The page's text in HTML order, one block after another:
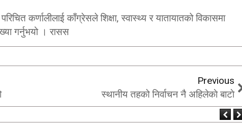
कर्णालीलाई काँग्रेसले शिक्षा, स्वास्थ्य र यातायातको विकासमा
गर्नुभयो । रासस
Previous
स्थानीय तहको निर्वाचन नै अहिलेकाे बाटाे